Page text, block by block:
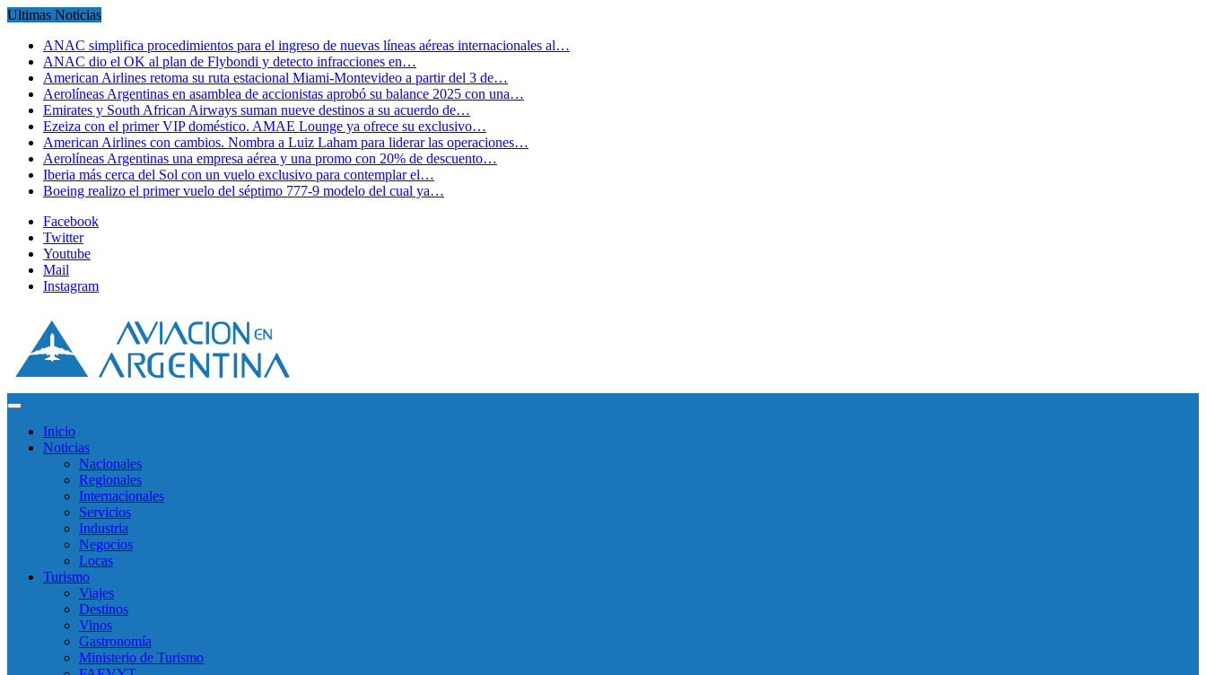
Ultimas Noticias
ANAC simplifica procedimientos para el ingreso de nuevas líneas aéreas internacionales al…
ANAC dio el OK al plan de Flybondi y detecto infracciones en…
American Airlines retoma su ruta estacional Miami-Montevideo a partir del 3 de…
Aerolíneas Argentinas en asamblea de accionistas aprobó su balance 2025 con una…
Emirates y South African Airways suman nueve destinos a su acuerdo de…
Ezeiza con el primer VIP doméstico. AMAE Lounge ya ofrece su exclusivo…
American Airlines con cambios. Nombra a Luiz Laham para liderar las operaciones…
Aerolíneas Argentinas una empresa aérea y una promo con 20% de descuento…
Iberia más cerca del Sol con un vuelo exclusivo para contemplar el…
Boeing realizo el primer vuelo del séptimo 777-9 modelo del cual ya…
Facebook
Twitter
Youtube
Mail
Instagram
Inicio
Noticias
Nacionales
Regionales
Internacionales
Servicios
Industria
Negocios
Locas
Turismo
Viajes
Destinos
Vinos
Gastronomía
Ministerio de Turismo